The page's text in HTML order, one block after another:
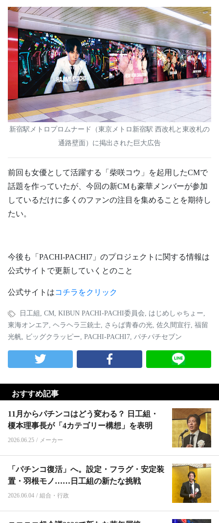
新宿駅メトロプロムナード（東京メトロ新宿駅 西改札と東改札の
通路壁面）に掲出された巨大広告
前回も女優として活躍する「柴咲コウ」を起用したCMで
話題を作っていたが、今回の新CMも豪華メンバーが参加
しているだけに多くのファンの注目を集めることを期待し
たい。
今後も「PACHI-PACHI7」のプロジェクトに関する情報は
公式サイトで更新していくとのこと
公式サイトはコチラをクリック
日工組 CM KIBUN PACHI-PACHI委員会 はじめしゃちょー
東海オンエア ヘラヘラ三銃士 さらば青春の光 佐久間宣行 福留
光帆
ビッグクラッピー PACHI-PACHI7 パチパチセブン
おすすめ記事
11月からパチンコはどう変わる？ 日工組・
榎本理事長が「4カテゴリー構想」を表明
2026.06.25 / メーカー
「パチンコ復活」へ。設定・フラグ・安定装
置・羽根モノ……日工組の新たな挑戦
2026.06.04 / 組合・行政